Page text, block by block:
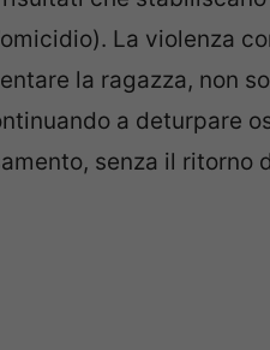
La violenza
la ragazza, non
a deturpare
senza il ritorno